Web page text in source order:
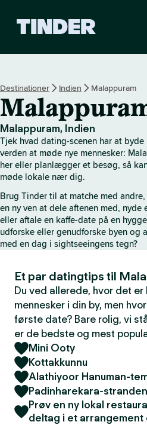
r
s
a
r
t
d
e
Destinationer Indien Malappuram
Malappuram, Indien
Tjek hvad dating-scenen har at
verden at møde nye mennesker:
her eller planlægger et besøg, så
møde lokale nær dig.
Brug Tinder til at matche med
en ny ven at dele aftenen med,
eller aftale en kaffe-date på en
udforske eller genudforske byen og
med en dag i sightseeingens tegn?
Et par datingtips til
Du ved allerede, hvor det
mennesker i din by, men
første date? Bare rolig, vi
er de bedste og mest
Mini Ooty
Kottakkunnu
Alathiyoor Hanuman-
Padinharekara-stranden
Prøv en ny lokal
deltag i et arrangement